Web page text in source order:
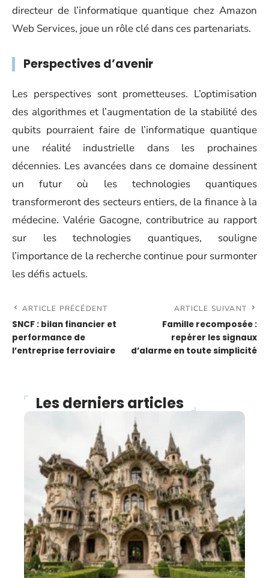
directeur de l’informatique quantique chez Amazon
Web Services, joue un rôle clé dans ces partenariats.
Perspectives d’avenir
Les perspectives sont prometteuses. L’optimisation
des algorithmes et l’augmentation de la stabilité des
qubits pourraient faire de l’informatique quantique
une réalité industrielle dans les prochaines
décennies. Les avancées dans ce domaine dessinent
un futur où les technologies quantiques
transformeront des secteurs entiers, de la finance à la
médecine. Valérie Gacogne, contributrice au rapport
sur les technologies quantiques, souligne
l’importance de la recherche continue pour surmonter
les défis actuels.
ARTICLE PRÉCÉDENT
SNCF : bilan financier et
performance de
l’entreprise ferroviaire
ARTICLE SUIVANT
Famille recomposée :
repérer les signaux
d’alarme en toute simplicité
Les derniers articles